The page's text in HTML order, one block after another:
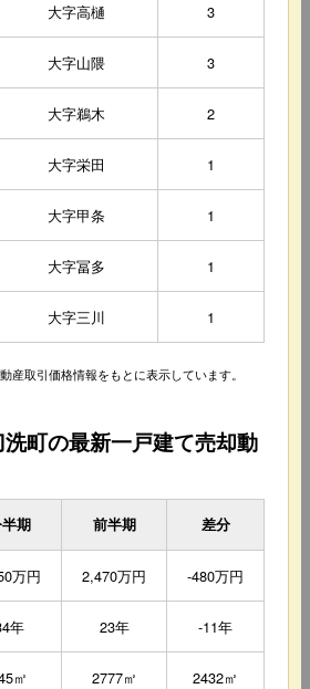
大字高樋 3
大字山隈 3
大字鵜木 2
大字栄田 1
大字甲条 1
大字冨多 1
大字三川 1
産取引価格情報をもとに表示しています。
町の最新一戸建て売却動
期 前半期 差分
万円 2,470万円 -480万円
年 23年 -11年
㎡ 2777㎡ 2432㎡